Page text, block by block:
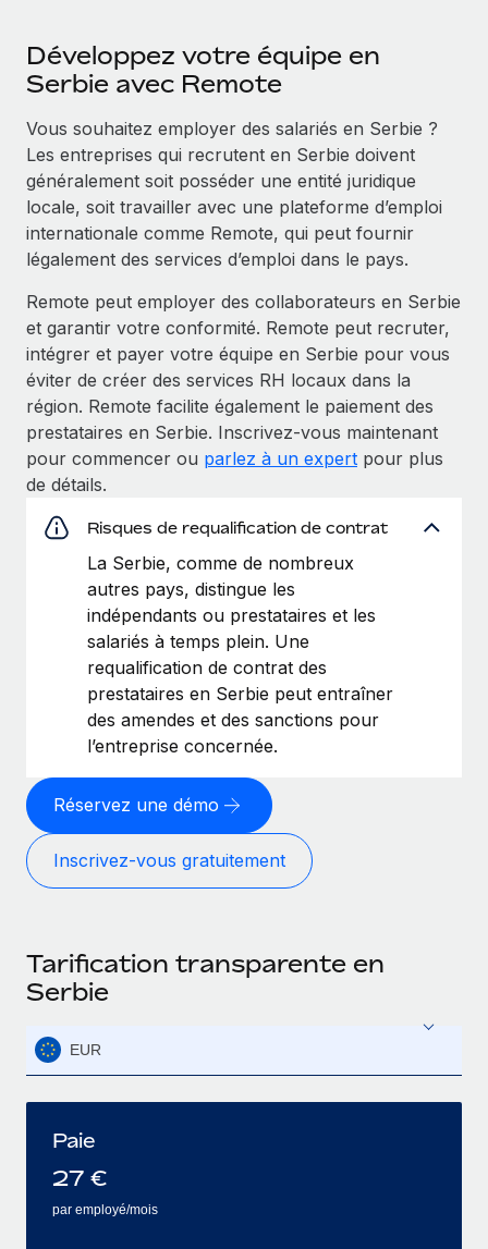
Développez votre équipe en
Serbie avec Remote
Vous souhaitez employer des salariés en Serbie ?
Les entreprises qui recrutent en Serbie doivent
généralement soit posséder une entité juridique
locale, soit travailler avec une plateforme d’emploi
internationale comme Remote, qui peut fournir
légalement des services d’emploi dans le pays.
Remote peut employer des collaborateurs en Serbie
et garantir votre conformité. Remote peut recruter,
intégrer et payer votre équipe en Serbie pour vous
éviter de créer des services RH locaux dans la
région. Remote facilite également le paiement des
prestataires en Serbie. Inscrivez‑vous maintenant
pour commencer ou parlez à un expert pour plus
de détails.
Risques de requalification de contrat
La Serbie, comme de nombreux
autres pays, distingue les
indépendants ou prestataires et les
salariés à temps plein. Une
requalification de contrat des
prestataires en Serbie peut entraîner
des amendes et des sanctions pour
l’entreprise concernée.
Réservez une démo
Inscrivez-vous gratuitement
Tarification transparente en
Serbie
EUR
Paie
27 €
par employé/mois